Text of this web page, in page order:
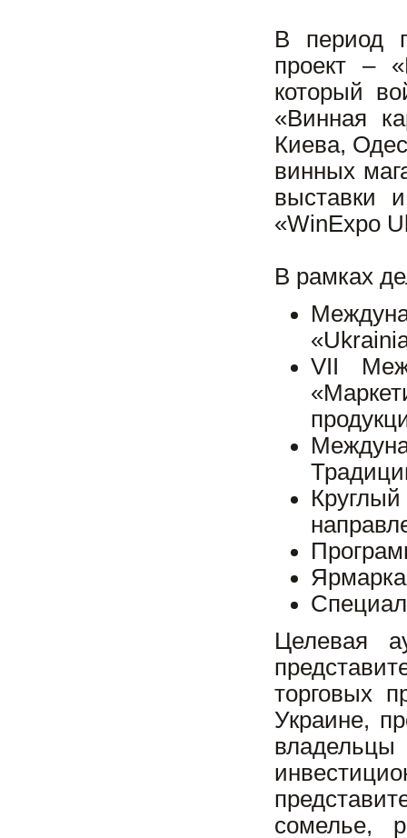
В период
проект –
который
«Винная
Киева,
винных
выставки
«WinExpo
В рамках
VII
Целевая
торговых
Украине,
сомелье,